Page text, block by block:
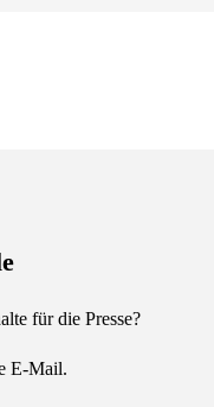
für die Presse?
E-Mail.